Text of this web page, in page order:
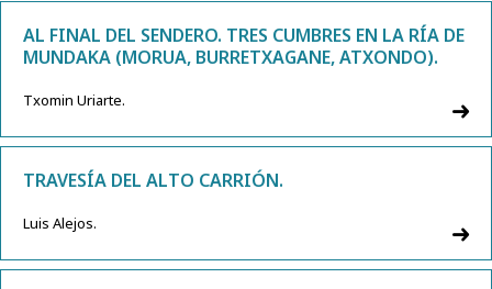
AL FINAL DEL SENDERO. TRES CUMBRES EN LA RÍA DE
MUNDAKA (MORUA, BURRETXAGANE, ATXONDO).
Txomin Uriarte.
TRAVESÍA DEL ALTO CARRIÓN.
Luis Alejos.